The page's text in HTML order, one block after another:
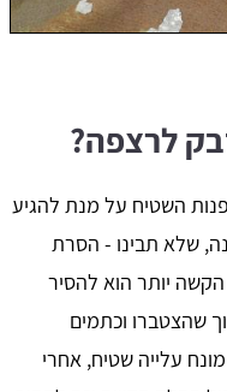
לרצפה?
השטיח על מנת להגיע
שלא תבינו - הסרת
יותר הוא להסיר
שהצטברו וכתמים
עלייה שטיח, אחרי